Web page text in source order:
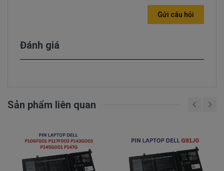
tiếng liên tục. pin báo đã đầy 100%. Báo pin
nhích gì vẫn 45% nạp cả tiếng mà ko lên được
Nhận biết pin dell 271J9 hư trên
laptop như thế nào
Pin Dell Precision, Inspiron, Latitude, Vostro bị
Gửi câu hỏi
Đánh giá
Sản phẩm liên quan